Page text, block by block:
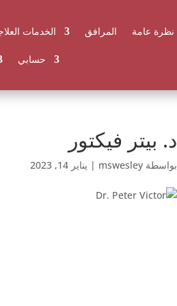
نظرة عامة المرافق الخدمات
حسابي
د. بيتر فيكتور
بواسطة mswesley
| يناير 14, 2023